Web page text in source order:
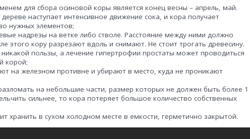
для сбора осиновой коры является конец весны – апрель, май.
наступает интенсивное движение сока, и кора получает
нужных элементов;
надрезы на ветке либо стволе. Расстояние между ними должно
этого кору разрезают вдоль и снимают. Не стоит трогать древесину.
никакой пользы, а лечение гипертрофии простаты может проводиться
корой;
на железном противне и убирают в место, куда не проникают
на небольшие части, размер которых не должен быть более 1
сильнее, то кора потеряет большое количество собственных
хранить в сухом холодном месте в емкости, герметично закрытой.